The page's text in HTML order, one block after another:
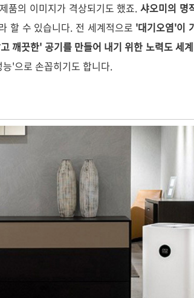
품의 이미지가 격상되기도 했죠. 샤오미의 명
할 수 있습니다. 전 세계적으로 '대기오염'이
깨끗한' 공기를 만들어 내기 위한 노력도 세
'으로 손꼽히기도 합니다.